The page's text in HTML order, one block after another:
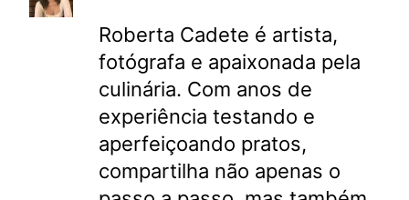
Roberta Cadete é artista,
fotógrafa e apaixonada pela
culinária. Com anos de
experiência testando e
aperfeiçoando pratos,
compartilha não apenas o